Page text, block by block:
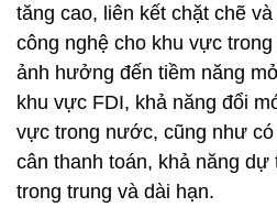
tăng cao, liên kết chặt chẽ
công nghệ cho khu vực
ảnh hưởng đến tiềm năng
khu vực FDI, khả năng đổi
vực trong nước, cũng như
cân thanh toán, khả năng
trong trung và dài hạn.